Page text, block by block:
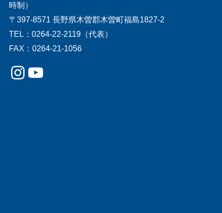
時制）
〒397-8571 長野県木曽郡木曽町福島1827-2
TEL：0264-22-2119（代表）
FAX：0264-21-1056
Instagram
YouTube